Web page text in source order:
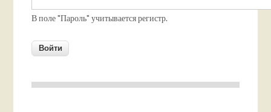
В поле "Пароль" учитывается регистр.